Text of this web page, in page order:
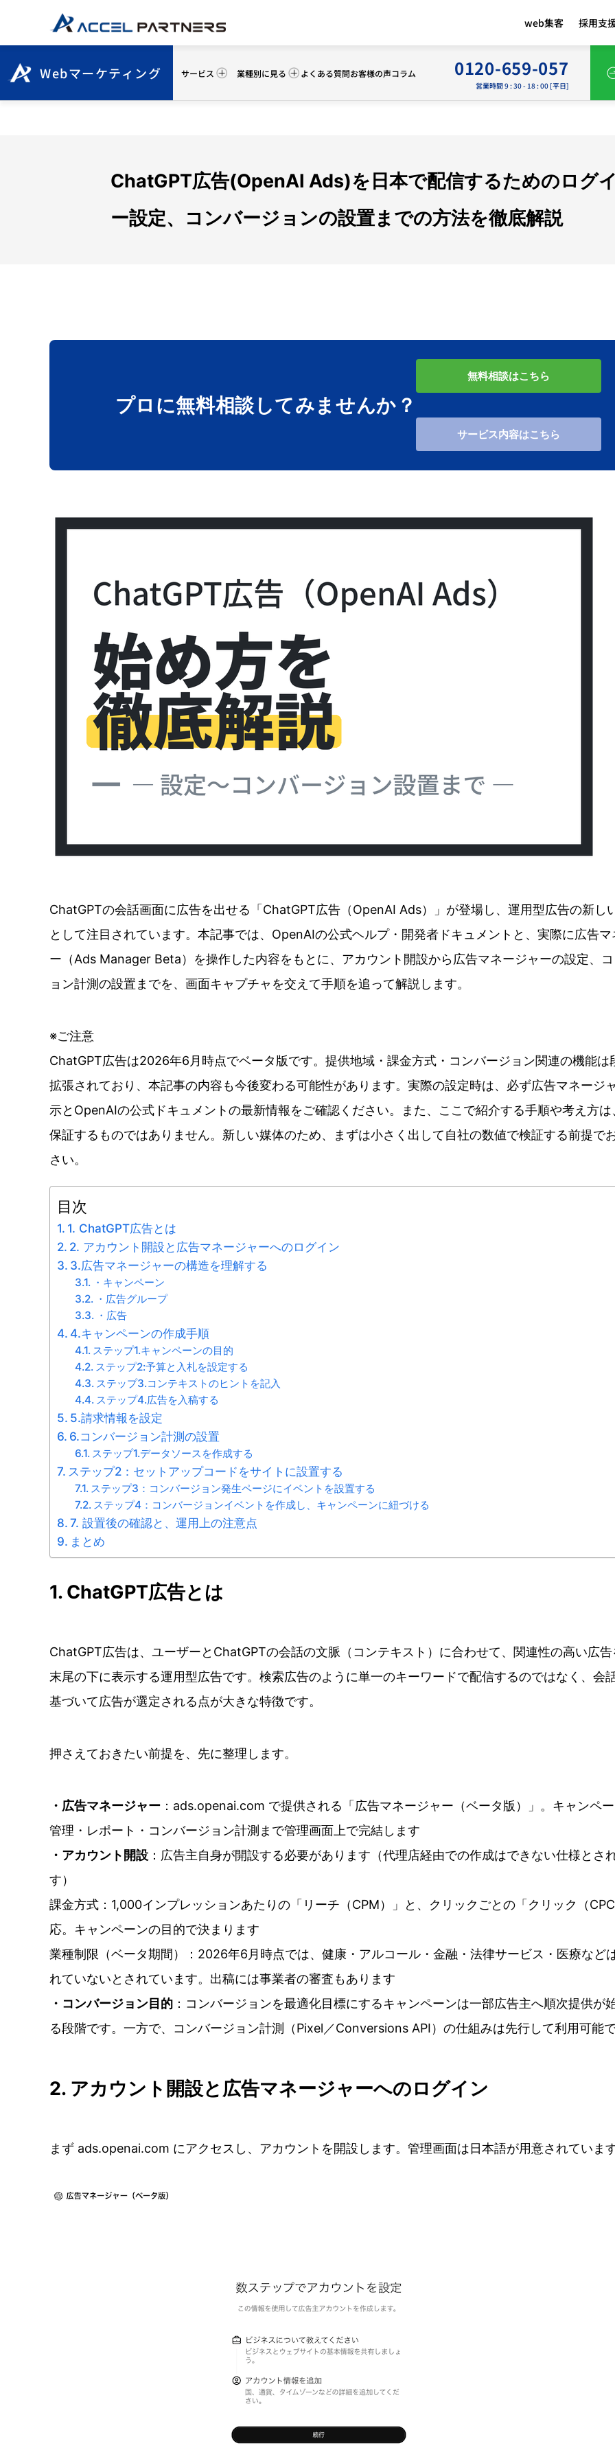
web集客 採用支
Webマーケティング サービス 業種別に見る よくある質問お客様の声コラム 0120-659-057
営業時間 9 : 30 - 18 : 00 [平日]
ChatGPT広告(OpenAI Ads)を日本で配信するためのログ
ー設定、コンバージョンの設置までの方法を徹底解説
プロに無料相談 してみませんか？
無料相談はこちら
サービス内容はこちら
ChatGPTの会話画面に広告を出せる「ChatGPT広告（OpenAI Ads）」が登場し、運用型広告の新し
として注目されています。本記事では、OpenAIの公式ヘルプ・開発者ドキュメントと、実際に広告マ
ー（Ads Manager Beta）を操作した内容をもとに、アカウント開設から広告マネージャーの設定、
ョン計測の設置までを、画面キャプチャを交えて手順を追って解説します。
※ご注意
ChatGPT広告は2026年6月時点でベータ版です。提供地域・課金方式・コンバージョン関連の機能は
拡張されており、本記事の内容も今後変わる可能性があります。実際の設定時は、必ず広告マネージ
示とOpenAIの公式ドキュメントの最新情報をご確認ください。また、ここで紹介する手順や考え方は
保証するものではありません。新しい媒体のため、まずは小さく出して自社の数値で検証する前提で
さい。
目次
1. ChatGPT広告とは
2. アカウント開設と広告マネージャーへのログイン
3.広告マネージャーの構造を理解する
・キャンペーン
・広告グループ
・広告
4.キャンペーンの作成手順
ステップ1.キャンペーンの目的
ステップ2:予算と入札を設定する
ステップ3.コンテキストのヒントを記入
ステップ4.広告を入稿する
5.請求情報を設定
6.コンバージョン計測の設置
ステップ1.データソースを作成する
ステップ2：セットアップコードをサイトに設置する
ステップ3：コンバージョン発生ページにイベントを設置する
ステップ4：コンバージョンイベントを作成し、キャンペーンに紐づける
7. 設置後の確認と、運用上の注意点
まとめ
1. ChatGPT広告とは
ChatGPT広告は、ユーザーとChatGPTの会話の文脈（コンテキスト）に合わせて、関連性の高い広
末尾の下に表示する運用型広告です。検索広告のように単一のキーワードで配信するのではなく、会
基づいて広告が選定される点が大きな特徴です。
押さえておきたい前提を、先に整理します。
・広告マネージャー ：ads.openai.com で提供される「広告マネージャー（ベータ版）」。キャンペー
管理・レポート・コンバージョン計測まで管理画面上で完結します
・アカウント開設 ：広告主自身が開設する必要があります（代理店経由での作成はできない仕様とさ
す）
課金方式：1,000インプレッションあたりの「リーチ（CPM）」と、クリックごとの「クリック（
応。キャンペーンの目的で決まります
業種制限（ベータ期間）：2026年6月時点では、健康・アルコール・金融・法律サービス・医療など
れていないとされています。出稿には事業者の審査もあります
・コンバージョン目的 ：コンバージョンを最適化目標にするキャンペーンは一部広告主へ順次提供が
る段階です。一方で、コンバージョン計測（Pixel／Conversions API）の仕組みは先行して利用可能で
2. アカウント開設と広告マネージャーへのログイン
まず ads.openai.com にアクセスし、アカウントを開設します。管理画面は日本語が用意されています